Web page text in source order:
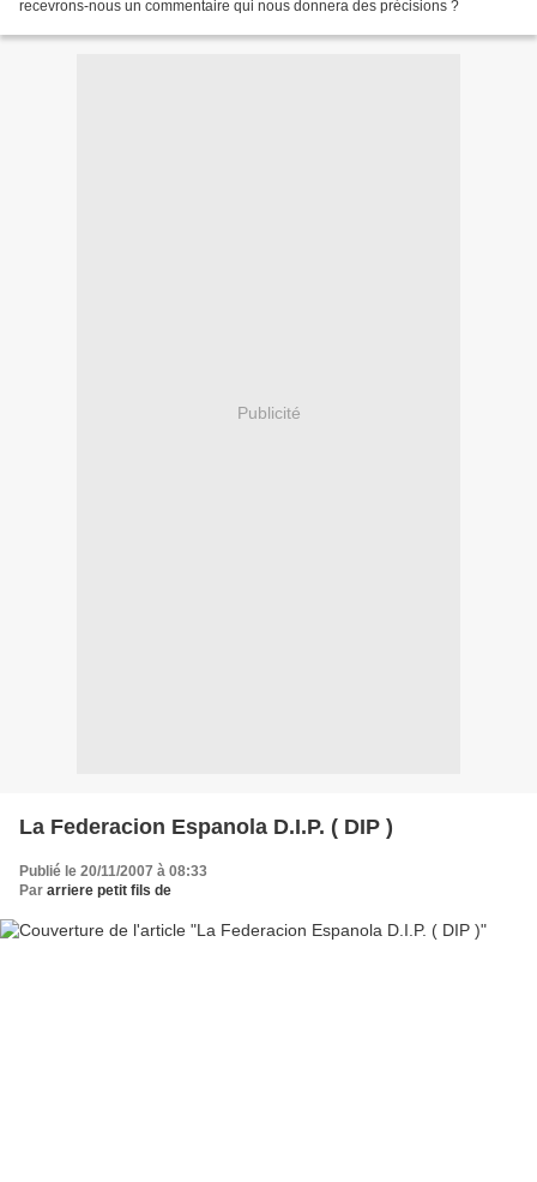
recevrons-nous un commentaire qui nous donnera des précisions ?
Publicité
La Federacion Espanola D.I.P. ( DIP )
Publié le 20/11/2007 à 08:33
Par arriere petit fils de